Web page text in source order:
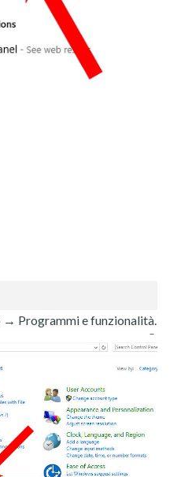
→ Programmi e funzionalità.